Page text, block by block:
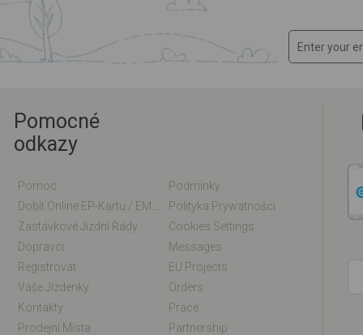
Pomocné
odkazy
Pomoc
Podmínky
Polityka Prywatności
Zastávkové Jízdní Řády
Cookies Settings
Dopravci
Messages
Registrovat
EU Projects
Vaše Jízdenky
Orders
Kontakty
Práce
Prodejní Místa
Partnership